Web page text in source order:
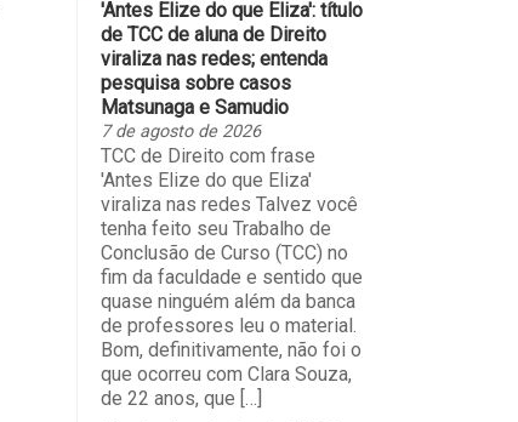
'Antes Elize do que Eliza': título
de TCC de aluna de Direito
viraliza nas redes; entenda
pesquisa sobre casos
Matsunaga e Samudio
7 de agosto de 2026
TCC de Direito com frase
'Antes Elize do que Eliza'
viraliza nas redes Talvez você
tenha feito seu Trabalho de
Conclusão de Curso (TCC) no
fim da faculdade e sentido que
quase ninguém além da banca
de professores leu o material.
Bom, definitivamente, não foi o
que ocorreu com Clara Souza,
de 22 anos, que […]